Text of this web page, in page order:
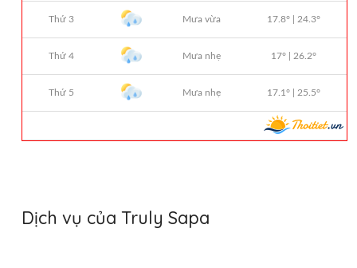
Dịch vụ của Truly Sapa